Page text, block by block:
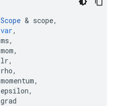
Scope & scope,
var,
ms,
mom,
lr,
rho,
momentum,
epsilon,
grad